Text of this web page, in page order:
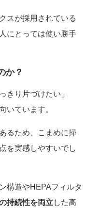
スが採用されている
にとっては使い勝手
か？
きり片づけたい」
いています。
るため、こまめに掃
を実感しやすいでし
構造やHEPAフィルタ
持続性を両立 した高